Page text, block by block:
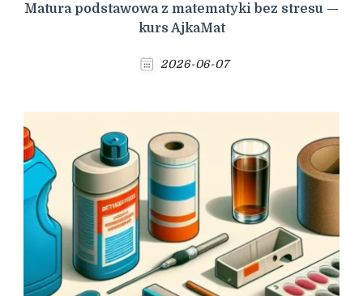
Matura podstawowa z matematyki bez stresu —
kurs AjkaMat
2026-06-07